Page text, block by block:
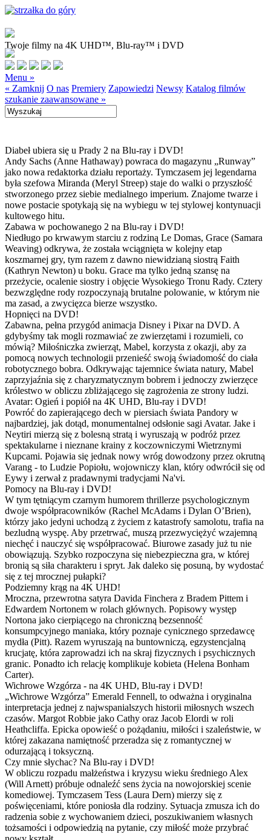
Twoje filmy na 4K UHD™, Blu-ray™ i DVD
Menu »
« Zamknij O nas Premiery Zapowiedzi Newsy Katalog filmów
szukanie zaawansowane »
Diabeł ubiera się u Prady 2 na Blu-ray i DVD!
Andy Sachs (Anne Hathaway) powraca do magazynu „Runway”
jako nowa redaktorka działu reportaży. Tymczasem jej legendarna
była szefowa Miranda (Meryl Streep) staje do walki o przyszłość
stworzonego przez siebie medialnego imperium. Znajome twarze i
nowe postacie spotykają się na wybiegu w tej stylowej kontynuacji
kultowego hitu.
Zabawa w pochowanego 2 na Blu-ray i DVD!
Niedługo po krwawym starciu z rodziną Le Domas, Grace (Samara
Weaving) odkrywa, że została wciągnięta w kolejny etap
koszmarnej gry, tym razem z dawno niewidzianą siostrą Faith
(Kathryn Newton) u boku. Grace ma tylko jedną szansę na
przeżycie, ocalenie siostry i objęcie Wysokiego Tronu Rady. Cztery
bezwzględne rody rozpoczynają brutalne polowanie, w którym nie
ma zasad, a zwycięzca bierze wszystko.
Hopnięci na DVD!
Zabawna, pełna przygód animacja Disney i Pixar na DVD. A
gdybyśmy tak mogli rozmawiać ze zwierzętami i rozumieli, co
mówią? Miłośniczka zwierząt, Mabel, korzysta z okazji, aby za
pomocą nowych technologii przenieść swoją świadomość do ciała
robotycznego bobra. Odkrywając tajemnice świata natury, Mabel
zaprzyjaźnia się z charyzmatycznym bobrem i jednoczy zwierzęce
królestwo w obliczu zbliżającego się zagrożenia ze strony ludzi.
Avatar: Ogień i popiół na 4K UHD, Blu-ray i DVD!
Powróć do zapierającego dech w piersiach świata Pandory w
najbardziej, jak dotąd, monumentalnej odsłonie sagi Avatar. Jake i
Neytiri mierzą się z bolesną stratą i wyruszają w podróż przez
spektakularne i nieznane krainy z koczowniczymi Wietrznymi
Kupcami. Pojawia się jednak nowy wróg dowodzony przez okrutną
Varang - to Ludzie Popiołu, wojowniczy klan, który odwrócił się od
Eywy i zerwał z pradawnymi tradycjami Na'vi.
Pomocy na Blu-ray i DVD!
W tym tętniącym czarnym humorem thrillerze psychologicznym
dwoje współpracowników (Rachel McAdams i Dylan O’Brien),
którzy jako jedyni uchodzą z życiem z katastrofy samolotu, trafia na
bezludną wyspę. Aby przetrwać, muszą przezwyciężyć wzajemną
niechęć i nauczyć się współpracować. Biurowe zasady już tu nie
obowiązują. Szybko rozpoczyna się niebezpieczna gra, w której
bronią są siła charakteru i spryt. Jak daleko się posuną, by wydostać
się z tej mrocznej pułapki?
Podziemny krąg na 4K UHD!
Mroczna, przewrotna satyra Davida Finchera z Bradem Pittem i
Edwardem Nortonem w rolach głównych. Popisowy występ
Nortona jako cierpiącego na chroniczną bezsenność
konsumpcyjnego maniaka, który poznaje cynicznego sprzedawcę
mydła (Pitt). Razem wyruszają na buntowniczą, egzystencjalną
krucjatę, która zaprowadzi ich na skraj fizycznych i psychicznych
granic. Ponadto ich relację komplikuje kobieta (Helena Bonham
Carter).
Wichrowe Wzgórza - na 4K UHD, Blu-ray i DVD!
„Wichrowe Wzgórza” Emerald Fennell, to odważna i oryginalna
interpretacja jednej z najwspanialszych historii miłosnych wszech
czasów. Margot Robbie jako Cathy oraz Jacob Elordi w roli
Heathcliffa. Epicka opowieść o pożądaniu, miłości i szaleństwie, w
której zakazana namiętność przeradza się z romantycznej w
odurzającą i toksyczną.
Czy mnie słychac? Na Blu-ray i DVD!
W obliczu rozpadu małżeństwa i kryzysu wieku średniego Alex
(Will Arnett) próbuje odnaleźć sens życia na nowojorskiej scenie
komediowej. Tymczasem Tess (Laura Dern) mierzy się z
poświęceniami, które poniosła dla rodziny. Sytuacja zmusza ich do
radzenia sobie z wychowaniem dzieci, poszukiwaniem własnych
tożsamości i odpowiedzią na pytanie, czy miłość może przybrać